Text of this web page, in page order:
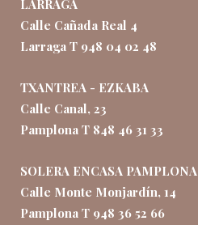
LARRAGA
Calle Cañada Real 4
Larraga T 948 04 02 48
TXANTREA - EZKABA
Calle Canal, 23
Pamplona T 848 46 31 33
SOLERA ENCASA PAMPLONA
Calle Monte Monjardín, 14
Pamplona T 948 36 52 66